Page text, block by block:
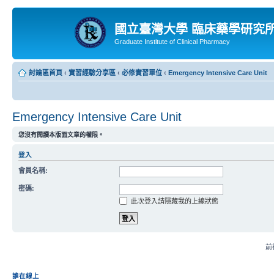
國立臺灣大學 臨床藥學研究
Graduate Institute of Clinical Pharmacy
討論區首頁 ‹ 實習經驗分享區 ‹ 必修實習單位 ‹ Emergency Intensive Care Unit
Emergency Intensive Care Unit
您沒有閱讀本版面文章的權限。
登入
會員名稱:
密碼:
此次登入請隱藏我的上線狀態
前
誰在線上